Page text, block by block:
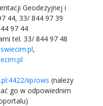
Geodezyjnej i
44, 33/ 844 97 39
97 44
tel. 33/ 844 97 48
,
iip/ows (należy
go w odpowiednim